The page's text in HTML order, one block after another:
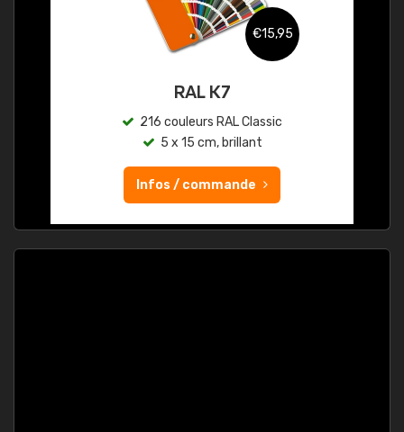
€15,95
RAL K7
216 couleurs RAL Classic
5 x 15 cm, brillant
Infos / commande